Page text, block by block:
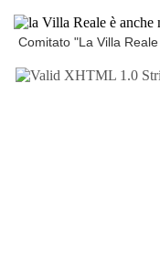
Comitato "La Villa